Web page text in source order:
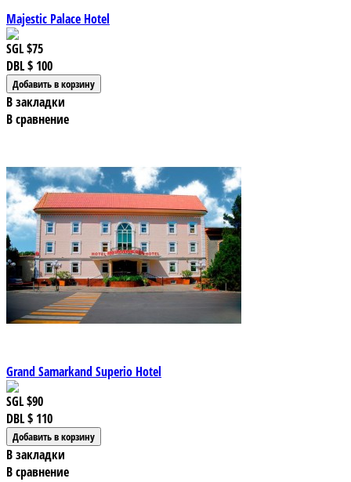
Majestic Palace Hotel
SGL$75
DBL$ 100
В закладки
В сравнение
Grand Samarkand Superio Hotel
SGL$90
DBL$ 110
В закладки
В сравнение